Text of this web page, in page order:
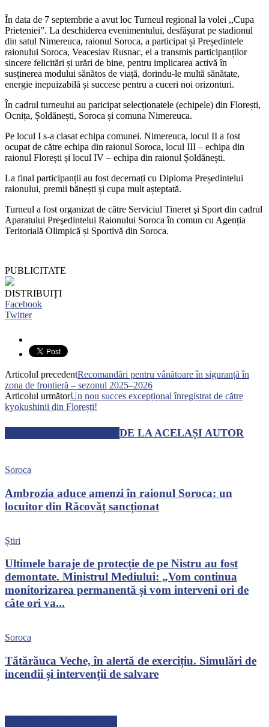
În data de 7 septembrie a avut loc Turneul regional la volei ,,Cupa
Prieteniei”. La deschiderea evenimentului, desfășurat pe stadionul
din satul Nimereuca, raionul Soroca, a participat și Președintele
raionului Soroca, Veaceslav Rusnac, el a transmis participanților
sincere felicitări și urări de bine, pentru implicarea activă în
susținerea modului sănătos de viață, dorindu-le multă sănătate,
energie inepuizabilă și succese pentru a cuceri noi orizonturi.
În cadrul turneului au paricipat selecționatele (echipele) din Florești,
Ocnița, Șoldănești, Soroca și comuna Nimereuca.
Pe locul I s-a clasat echipa comunei. Nimereuca, locul II a fost
ocupat de către echipa din raionul Soroca, locul III – echipa din
raionul Florești și locul IV – echipa din raionul Șoldănești.
La final participanții au fost decernați cu Diploma Președintelui
raionului, premii bănești și cupa mult așteptată.
Turneul a fost organizat de către Serviciul Tineret şi Sport din cadrul
Aparatului Preşedintelui Raionului Soroca în comun cu Agenția
Teritorială Olimpică și Sportivă din Soroca.
PUBLICITATE
DISTRIBUIȚI
Facebook
Twitter
Articolul precedentRecomandări pentru vânătoare în siguranță în
zona de frontieră – sezonul 2025–2026
Articolul următorUn nou succes excepțional înregistrat de către
kyokushinii din Florești!
DE LA ACELAȘI AUTOR
Soroca
Ambrozia aduce amenzi în raionul Soroca: un
locuitor din Răcovăț sancționat
Știri
Ultimele baraje de protecție de pe Nistru au fost
demontate. Ministrul Mediului: „Vom continua
monitorizarea permanentă și vom interveni ori de
câte ori va...
Soroca
Tătărăuca Veche, în alertă de exercițiu. Simulări de
incendii și intervenții de salvare